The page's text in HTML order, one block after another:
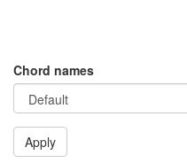
Chord names
Apply